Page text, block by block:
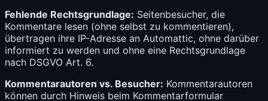
Fehlende Rechtsgrundlage: Seitenbesucher, die
Kommentare lesen (ohne selbst zu kommentieren),
übertragen ihre IP-Adresse an Automattic, ohne darüber
informiert zu werden und ohne eine Rechtsgrundlage
nach DSGVO Art. 6.
Kommentarautoren vs. Besucher: Kommentarautoren
können durch Hinweis beim Kommentarformular